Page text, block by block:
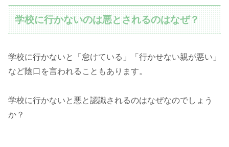
学校に行かないのは悪とされるのはなぜ？
学校に行かないと「怠けている」「行かせない親が悪い」
など陰口を言われることもあります。
学校に行かないと悪と認識されるのはなぜなのでしょう
か？